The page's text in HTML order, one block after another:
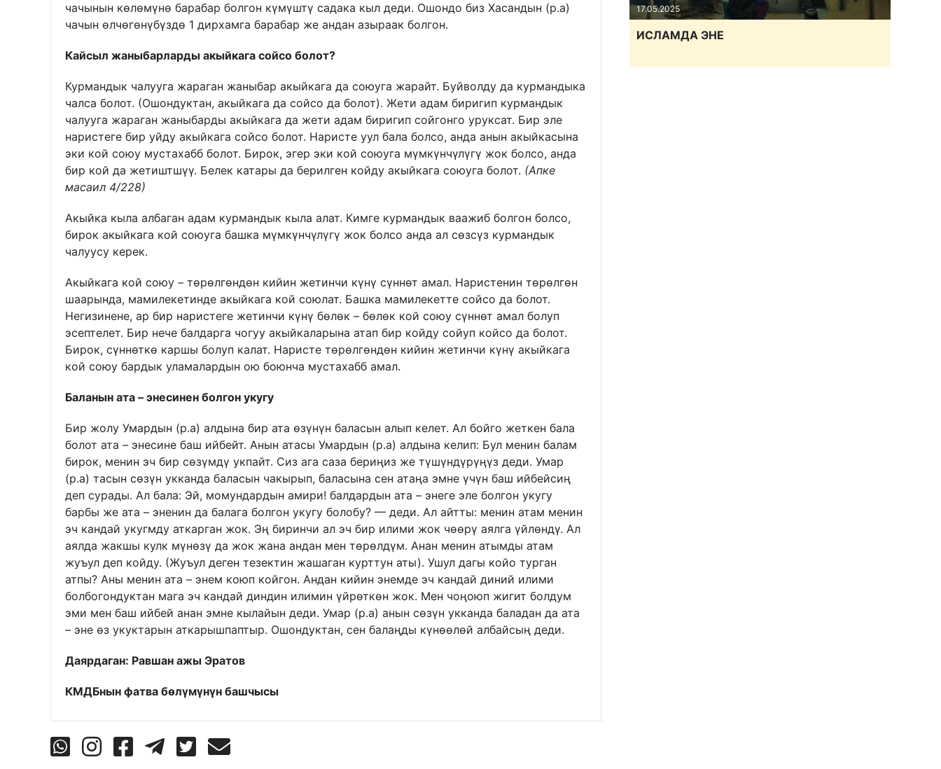
чачынын көлөмүнө барабар болгон күмүштү садака кыл деди. Ошондо биз Хасандын (р.а)
чачын өлчөгөнүбүздө 1 дирхамга барабар же андан азыраак болгон.
Кайсыл жаныбарларды акыйкага сойсо болот?
Курмандык чалууга жараган жаныбар акыйкага да союуга жарайт. Буйволду да курмандыка
чалса болот. (Ошондуктан, акыйкага да сойсо да болот). Жети адам биригип курмандык
чалууга жараган жаныбарды акыйкага да жети адам биригип сойгонго уруксат. Бир эле
наристеге бир уйду акыйкага сойсо болот. Наристе уул бала болсо, анда анын акыйкасына
эки кой союу мустахабб болот. Бирок, эгер эки кой союуга мүмкүнчүлүгү жок болсо, анда
бир кой да жетиштшүү. Белек катары да берилген койду акыйкага союуга болот. (Апке
масаил 4/228)
Акыйка кыла албаган адам курмандык кыла алат. Кимге курмандык ваажиб болгон болсо,
бирок акыйкага кой союуга башка мүмкүнчүлүгү жок болсо анда ал сөзсүз курмандык
чалуусу керек.
Акыйкага кой союу – төрөлгөндөн кийин жетинчи күнү сүннөт амал. Наристенин төрөлгөн
шаарында, мамилекетинде акыйкага кой союлат. Башка мамилекетте сойсо да болот.
Негизинене, ар бир наристеге жетинчи күнү бөлөк – бөлөк кой союу сүннөт амал болуп
эсептелет. Бир нече балдарга чогуу акыйкаларына атап бир койду сойуп койсо да болот.
Бирок, сүннөткө каршы болуп калат. Наристе төрөлгөндөн кийин жетинчи күнү акыйкага
кой союу бардык уламалардын ою боюнча мустахабб амал.
Баланын ата – энесинен болгон укугу
Бир жолу Умардын (р.а) алдына бир ата өзүнүн баласын алып келет. Ал бойго жеткен бала
болот ата – энесине баш ийбейт. Анын атасы Умардын (р.а) алдына келип: Бул менин балам
бирок, менин эч бир сөзүмдү укпайт. Сиз ага саза бериңиз же түшүндүрүңүз деди. Умар
(р.а) тасын сөзүн укканда баласын чакырып, баласына сен атаңа эмне үчүн баш ийбейсиң
деп сурады. Ал бала: Эй, момундардын амири! балдардын ата – энеге эле болгон укугу
барбы же ата – эненин да балага болгон укугу болобу? — деди. Ал айтты: менин атам менин
эч кандай укугмду аткарган жок. Эң биринчи ал эч бир илими жок чөөрү аялга үйлөндү. Ал
аялда жакшы кулк мүнөзү да жок жана андан мен төрөлдүм. Анан менин атымды атам
жуъул деп койду. (Жуъул деген тезектин жашаган курттун аты). Ушул дагы койо турган
атпы? Аны менин ата – энем коюп койгон. Андан кийин энемде эч кандай диний илими
болбогондуктан мага эч кандай диндин илимин үйрөткөн жок. Мен чоңоюп жигит болдум
эми мен баш ийбей анан эмне кылайын деди. Умар (р.а) анын сөзүн укканда баладан да ата
– эне өз укуктарын аткарышпаптыр. Ошондуктан, сен балаңды күнөөлөй албайсың деди.
Даярдаган: Равшан ажы Эратов
КМДБнын фатва бөлүмүнүн башчысы
17.05.2025
ИСЛАМДА ЭНЕ